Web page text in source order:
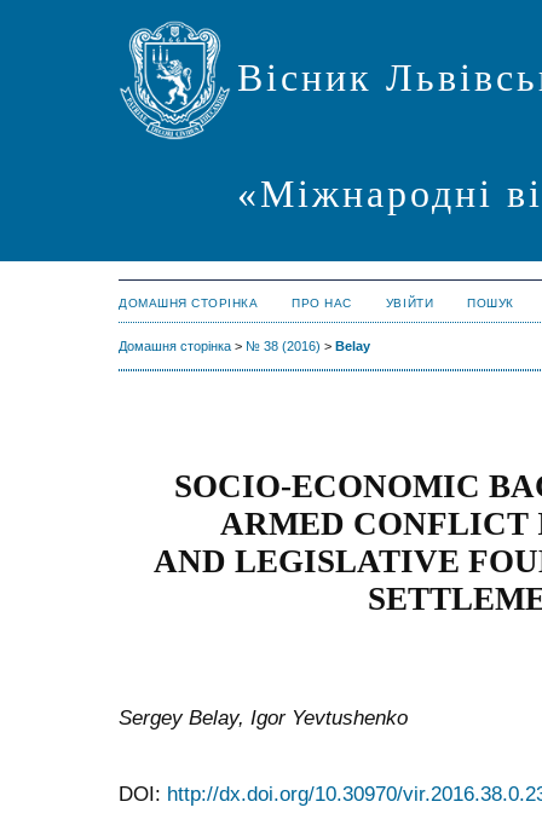
Вісник
«Міжнародні
ДОМАШНЯ СТОРІНКА ПРО НАС УВІЙТИ ПОШУК
Домашня сторінка > № 38 (2016) > Belay
SOCIO-ECONOMIC
ARMED CONFLICT
AND LEGISLATIVE
Sergey Belay, Igor Yevtushenko
DOI: http://dx.doi.org/10.30970/